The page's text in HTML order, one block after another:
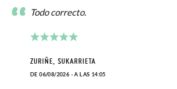
Todo correcto.
ZURIÑE, SUKARRIETA
DE 06/08/2026 - A LAS 14:05